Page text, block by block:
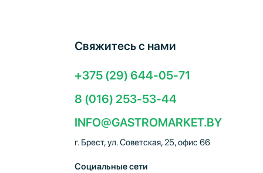
Свяжитесь с нами
+375 (29) 644-05-71
8 (016) 253-53-44
INFO@GASTROMARKET.BY
г. Брест, ул. Советская, 25, офис 66
Социальные сети